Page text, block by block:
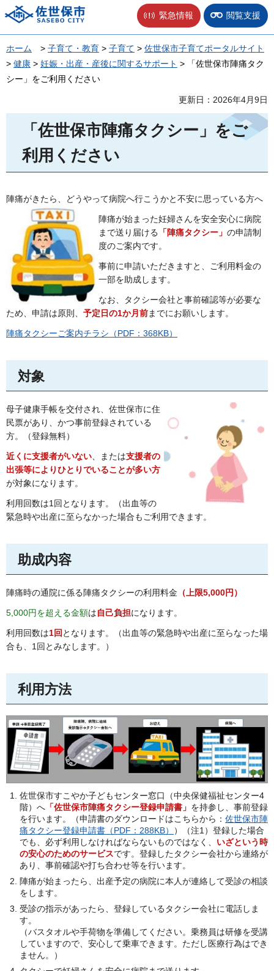
佐世保市 緊急情報 閲覧支援
ホーム > 子育て・教育 > 子育て > 佐世保市子育てポータルサイト
> 健康 > 妊娠・出産・産後に関するサポート > 「佐世保市陣痛タク
シー」をご利用ください
更新日：2026年4月9日
「佐世保市陣痛タクシー」をご
利用ください
陣痛がきたら、どうやって病院へ行こうかと不安に思っている方へ
陣痛が始まった妊婦さんを安全安心に病院
まで送り届ける
「陣痛タクシー」 の申請制
度のご案内です。
事前に申請いただきますと、ご利用料金の
一部を助成します。
なお、タクシー会社と事前確認等が必要な
ため、申請は原則、 予定日の1か月前までにお願いします。
陣痛タクシーご案内チラシ（PDF：368KB）
対象
母子健康手帳を交付され、佐世保市に住
民票があり、かつ事前登録されている
方。（登録無料）
近くに支援者がいない 、または支援者の
出張等によりひとりでいることが多い方
が対象になります。
利用回数は1回となります。（出血等の
緊急時や出産に至らなかった場合もご利用できます。
助成内容
陣痛時の通院に係る陣痛タクシーの利用料金 （上限5,000円）
5,000円を超える金額は自己負担になります。
利用回数は1回 となります。（出血等の緊急時や出産に至らなった場
合も、1回とみなします。）
利用方法
佐世保市すこやか子どもセンター窓口（中央保健福祉センター4
階）へ 「佐世保市陣痛タクシー登録申請書」 を持参し、事前登録
を行います。（申請書のダウンロードはこちらから： 佐世保市陣
痛タクシー登録申請書（PDF：288KB）
）（注1）登録した場合
でも、必ず利用しなければならないものではなく、 いざという時
の安心のためのサービスです。登録したタクシー会社から連絡が
あり、事前確認や打ち合わせ等を行います。
陣痛が始まったら、出産予定の病院に本人が連絡して受診の相談
をします。
受診の指示があったら、登録しているタクシー会社に電話しま
す。
（バスタオルや手荷物を準備してください。乗務員は研修を受講
していますので、安心して乗車できます。ただし医療行為はでき
ません。）